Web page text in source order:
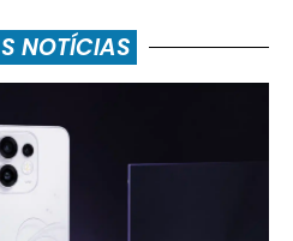
NOTÍCIAS